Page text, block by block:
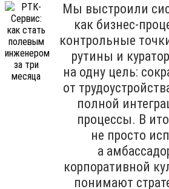
Мы выстроили
как бизнес-
контрольные
рутины и
на одну цель:
от
полной
процессы. В
не просто
а
корпоративной
понимают